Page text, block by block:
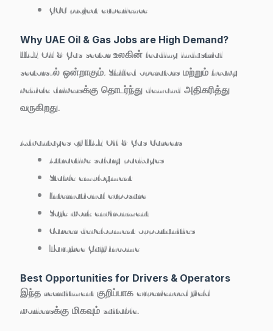
GCC project experience
Why UAE Oil & Gas Jobs are High Demand?
UAE Oil & Gas sector உலகின் leading industrial
sectors-ல் ஒன்றாகும். Skilled operators மற்றும் heavy
vehicle driversக்கு தொடர்ந்து demand அதிகரித்து
வருகிறது.
Advantages of UAE Oil & Gas Careers
Attractive salary packages
Stable employment
International exposure
Safe work environment
Career development opportunities
Tax-free Gulf income
Best Opportunities for Drivers & Operators
இந்த recruitment குறிப்பாக experienced field
workersக்கு மிகவும் suitable.